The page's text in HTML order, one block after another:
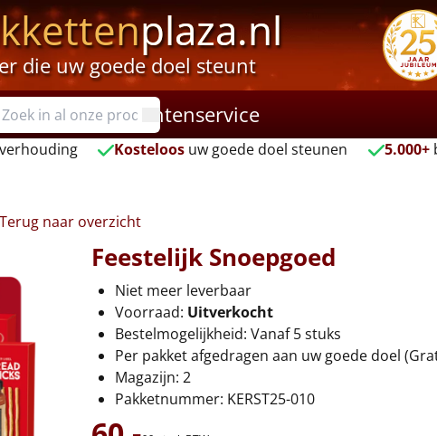
plaza.nl
die uw goede doel steunt
Klantenservice
Kosteloos uw goede doel steunen 5.000+
Terug naar overzicht
Feestelijk Snoepgoed
Niet meer leverbaar
Voorraad: Uitverkocht
Bestelmogelijkheid: Vanaf 5 stuks
Per pakket afgedragen aan uw goede doel
Magazijn: 2
Pakketnummer: KERST25-010